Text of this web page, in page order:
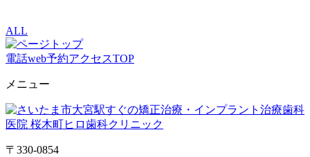
ALL
電話web予約アクセスTOP
メニュー
〒330-0854